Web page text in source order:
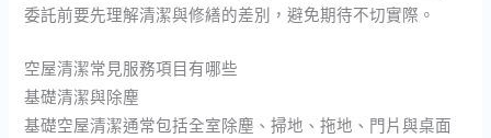
委託前要先理解清潔與修繕的差別，避免期待不切實際。
空屋清潔常見服務項目有哪些
基礎清潔與除塵
基礎空屋清潔通常包括全室除塵、掃地、拖地、門片與桌面